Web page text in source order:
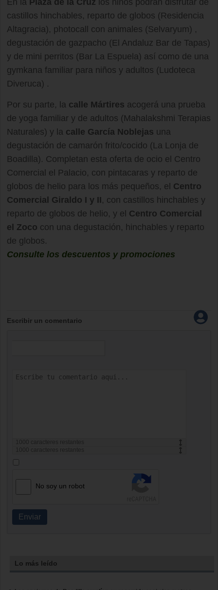
En la Plaza de la Cruz los niños podrán disfrutar de
castillos hinchables, reparto de globos (Residencia
Altagracia), photocall con animales (Selvaryum) ,
degustación de gazpacho (El Andaluz Bar de Tapas)
y de mini perritos (Bar La Espuela) así como de una
gymkana familiar para niños y adultos (Ludoteca
Diveruca) .
Por su parte, la calle Mártires acogerá una prueba
de yoga familiar y de adultos (Mahalakshmi Terapias
Naturales) y la calle García Noblejas una
degustación de camarón frito/cocido (La Lonja de
Boadilla). Completan esta oferta de ocio el Centro
Comercial el Palacio, con pintacaras y reparto de
globos de helio para los más pequeños, el Centro
Comercial Giraldo I y II, con castillos hinchables y
reparto de globos de helio, y el Centro Comercial
el Zoco con una degustación, hinchables y reparto
de globos.
Consulte los descuentos y promociones
Escribir un comentario
caracteres restantes
caracteres restantes
No soy un robot
Enviar
Lo más leído